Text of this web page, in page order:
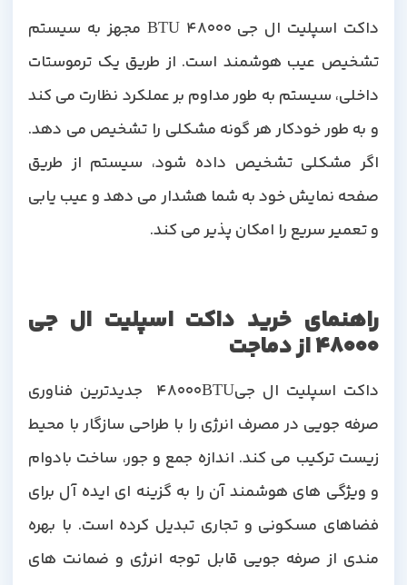
داکت اسپلیت ال جی 48000 BTU مجهز به سیستم
تشخیص عیب هوشمند است. از طریق یک ترموستات
داخلی، سیستم به طور مداوم بر عملکرد نظارت می کند
و به طور خودکار هر گونه مشکلی را تشخیص می دهد.
اگر مشکلی تشخیص داده شود، سیستم از طریق
صفحه نمایش خود به شما هشدار می دهد و عیب یابی
و تعمیر سریع را امکان پذیر می کند.
راهنمای خرید داکت اسپلیت ال جی
48000 از دماجت
داکت اسپلیت ال جی48000BTU جدیدترین فناوری
صرفه جویی در مصرف انرژی را با طراحی سازگار با محیط
زیست ترکیب می کند. اندازه جمع و جور، ساخت بادوام
و ویژگی های هوشمند آن را به گزینه ای ایده آل برای
فضاهای مسکونی و تجاری تبدیل کرده است. با بهره
مندی از صرفه جویی قابل توجه انرژی و ضمانت های